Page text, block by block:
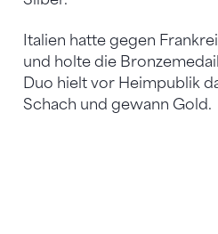
Italien hatte gegen
und holte die
Duo hielt vor Heimpublik
Schach und gewann Gold.